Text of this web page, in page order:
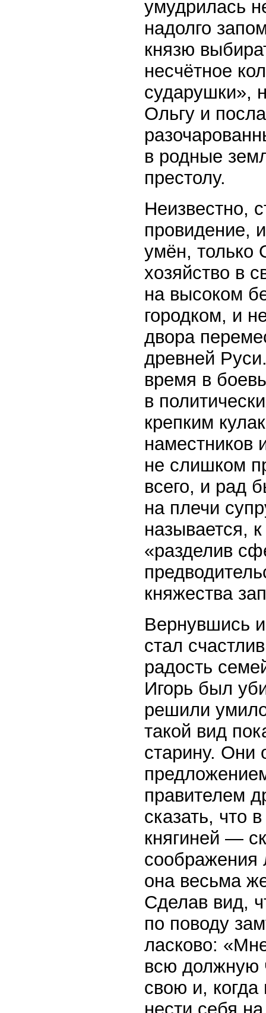
умудрилась
надолго
князю
несчётное
сударушки»,
Ольгу и
в родные
престолу.
Неизвестно,
провидение,
умён, только
хозяйство в
на высоком
городком, и
двора
древней
время в
в
крепким
наместников
не слишком
всего, и рад
на плечи
называется,
«разделив
княжества
Вернувшись
стал
радость
Игорь был
решили
такой вид
старину. Они
правителем
сказать, что
княгиней —
соображения
она весьма
Сделав вид,
по поводу
ласково:
всю должную
свою и,